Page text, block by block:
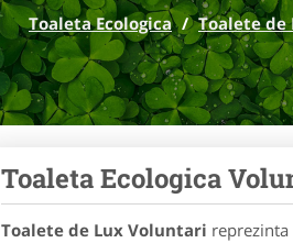
Toaleta Ecologica / Toalete de
Toaleta Ecologica
Toalete de Lux Voluntari